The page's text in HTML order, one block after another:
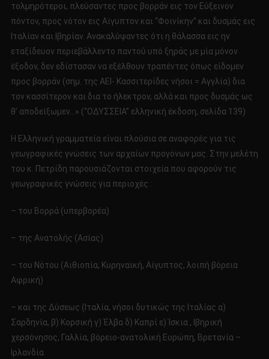
τολμηρότεροι, πλεύσαντες προς βορράν εις τον Εύξεινον
πόντον, προς νότον εις Αίγυπτον και “Φοινίκην” και δυσμάς εις
Ιταλίαν και Ιβηρίαν. Ανακαλύψαντες ότι η θάλασσα εις ην
εταξίδευον περιεβάλλεντο παντού υπό ξηράς με μία μόνον
έξοδον, δεν εδίστασαν να εξέλθουν τραπέντες όπως είδομεν
προς βορράν (σημ. της ΑΕΙ- Κασσιτερίδες νήσοι = Αγγλία) δια
τον κασσίτερον και δια το ήλεκτρον, αλλά και προς δυσμάς ως
θ’ αποδείξωμεν…» (“ΟΔΥΣΣΕΙΑ” ελληνική έκδοση, σελίδα 139)
Η Ελληνική γραμματεία είναι πλούσια σε αναφορές για τις
γεωγραφικές γνώσεις των αρχαίων προγόνων μας. Στην μελέτη
του κ. Πετρίδη παρουσιάζονται στοιχεία που αφορούν τις
γεωγραφικές γνώσεις για περιοχές :
– του Βορρά (υπερβορέα)
– της Ανατολής (Ασίας)
– του Νότου (Αιθιοπία, Κυρηναϊκή, Αίγυπτος, λοιπή βόρεια
Αφρική)
– και της Δύσεως (Ιταλία, νήσοι δυτικώς της Ιταλίας α)
Σαρδηνία, β) Κορσική γ) Έλβα δ) Καπρί ε) Ίσκια , Ιβηρική
χερσόνησος, Γαλλία, βόρειο-ανατολική Ευρώπη, Βρετανία –
Ιρλανδία